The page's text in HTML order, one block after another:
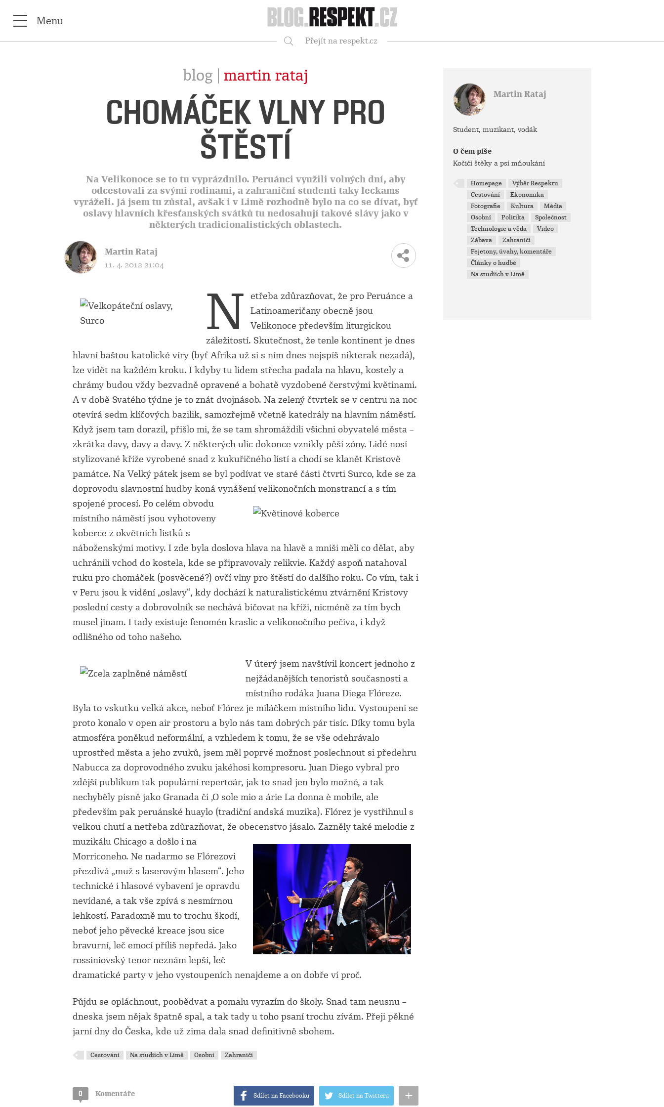
Respekt
Menu
Přejít na respekt.cz
blog | martin rataj
CHOMÁČEK VLNY PRO
ŠTĚSTÍ
Na Velikonoce se to tu vyprázdnilo. Peruánci využili volných dní, aby
odcestovali za svými rodinami, a zahraniční studenti taky leckams
vyráželi. Já jsem tu zůstal, avšak i v Limě rozhodně bylo na co se dívat, byť
oslavy hlavních křesťanských svátků tu nedosahují takové slávy jako v
některých tradicionalistických oblastech.
Martin Rataj
11. 4. 2012 21:04
N etřeba zdůrazňovat, že pro Peruánce a
Latinoameričany obecně jsou
Velikonoce především liturgickou
záležitostí. Skutečnost, že tenle kontinent je dnes
hlavní baštou katolické víry (byť Afrika už si s ním dnes nejspíš nikterak nezadá),
lze vidět na každém kroku. I kdyby tu lidem střecha padala na hlavu, kostely a
chrámy budou vždy bezvadně opravené a bohatě vyzdobené čerstvými květinami.
A v době Svatého týdne je to znát dvojnásob. Na zelený čtvrtek se v centru na noc
otevírá sedm klíčových bazilik, samozřejmě včetně katedrály na hlavním náměstí.
Když jsem tam dorazil, přišlo mi, že se tam shromáždili všichni obyvatelé města –
zkrátka davy, davy a davy. Z některých ulic dokonce vznikly pěší zóny. Lidé nosí
stylizované kříže vyrobené snad z kukuřičného listí a chodí se klanět Kristově
památce. Na Velký pátek jsem se byl podívat ve staré části čtvrti Surco, kde se za
doprovodu slavnostní hudby koná vynášení velikonočních monstrancí a s tím
spojené procesí. Po celém obvodu
místního náměstí jsou vyhotoveny
koberce z okvětních lístků s
náboženskými motivy. I zde byla doslova hlava na hlavě a mniši měli co dělat, aby
uchránili vchod do kostela, kde se připravovaly relikvie. Každý aspoň natahoval
ruku pro chomáček (posvěcené?) ovčí vlny pro štěstí do dalšího roku. Co vím, tak i
v Peru jsou k vidění „oslavy“, kdy dochází k naturalistickému ztvárnění Kristovy
poslední cesty a dobrovolník se nechává bičovat na kříži, nicméně za tím bych
musel jinam. I tady existuje fenomén kraslic a velikonočního pečiva, i když
odlišného od toho našeho.
V úterý jsem navštívil koncert jednoho z
nejžádanějších tenoristů současnosti a
místního rodáka Juana Diega Flóreze.
Byla to vskutku velká akce, neboť Flórez je miláčkem místního lidu. Vystoupení se
proto konalo v open air prostoru a bylo nás tam dobrých pár tisíc. Díky tomu byla
atmosféra poněkud neformální, a vzhledem k tomu, že se vše odehrávalo
uprostřed města a jeho zvuků, jsem měl poprvé možnost poslechnout si předehru
Nabucca za doprovodného zvuku jakéhosi kompresoru. Juan Diego vybral pro
zdější publikum tak populární repertoár, jak to snad jen bylo možné, a tak
nechyběly písně jako Granada či ‚O sole mio a árie La donna è mobile, ale
především pak peruánské huaylo (tradiční andská muzika). Flórez je vystřihnul s
velkou chutí a netřeba zdůrazňovat, že obecenstvo jásalo. Zazněly také melodie z
muzikálu Chicago a došlo i na
Morriconeho. Ne nadarmo se Flórezovi
přezdívá „muž s laserovým hlasem“. Jeho
technické i hlasové vybavení je opravdu
nevídané, a tak vše zpívá s nesmírnou
lehkostí. Paradoxně mu to trochu škodí,
neboť jeho pěvecké kreace jsou sice
bravurní, leč emocí příliš nepředá. Jako
rossiniovský tenor neznám lepší, leč
dramatické party v jeho vystoupeních nenajdeme a on dobře ví proč.
Půjdu se opláchnout, poobědvat a pomalu vyrazím do školy. Snad tam neusnu –
dneska jsem nějak špatně spal, a tak tady u toho psaní trochu zívám. Přeji pěkné
jarní dny do Česka, kde už zima dala snad definitivně sbohem.
Cestování Na studiích v Limě Osobní Zahraničí
0 Komentáře +
Sdílet na Twitteru
Sdílet na Facebooku
Martin Rataj
Student, muzikant, vodák
O čem píše
Kočičí štěky a psí mňoukání
Homepage
Výběr Respektu
Cestování
Ekonomika
Fotografie
Kultura
Média
Osobní
Politika
Společnost
Technologie a věda
Video
Zábava
Zahraničí
Fejetony, úvahy, komentáře
Články o hudbě
Na studiích v Limě